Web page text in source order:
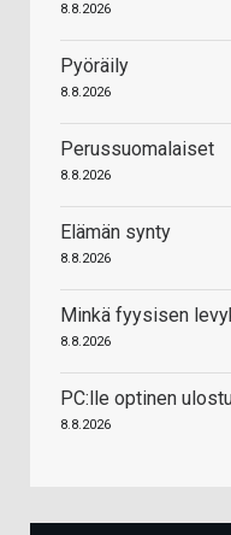
8.8.2026
Pyöräily
8.8.2026
Perussuomalaiset
8.8.2026
Elämän synty
8.8.2026
Minkä fyysisen
8.8.2026
PC:lle optinen
8.8.2026